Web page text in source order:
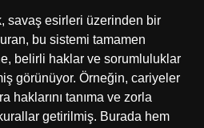
savaş esirleri üzerinden bir
bu sistemi tamamen
belirli haklar ve sorumluluklar
görünüyor. Örneğin, cariyeler
haklarını tanıma ve zorla
getirilmiş. Burada hem